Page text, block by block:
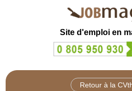
Site d'emploi en
Retour à la